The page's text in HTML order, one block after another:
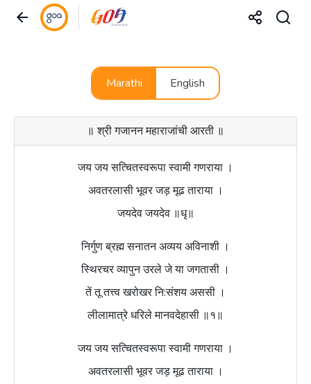
Marathi English
॥ श्री गजानन महाराजांची आरती ॥
जय जय सत्चितस्वरूपा स्वामी गणराया ।
अवतरलासी भूवर जड़ मूढ ताराया ।
जयदेव जयदेव ॥धृ॥
निर्गुण ब्रह्म सनातन अव्यय अविनाशी ।
स्थिरचर व्यापुन उरले जे या जगतासी ।
तें तू तत्त्व खरोखर नि:संशय अससी ।
लीलामात्रे धरिले मानवदेहासी ॥१॥
जय जय सत्चितस्वरूपा स्वामी गणराया ।
अवतरलासी भूवर जड़ मूढ ताराया ।